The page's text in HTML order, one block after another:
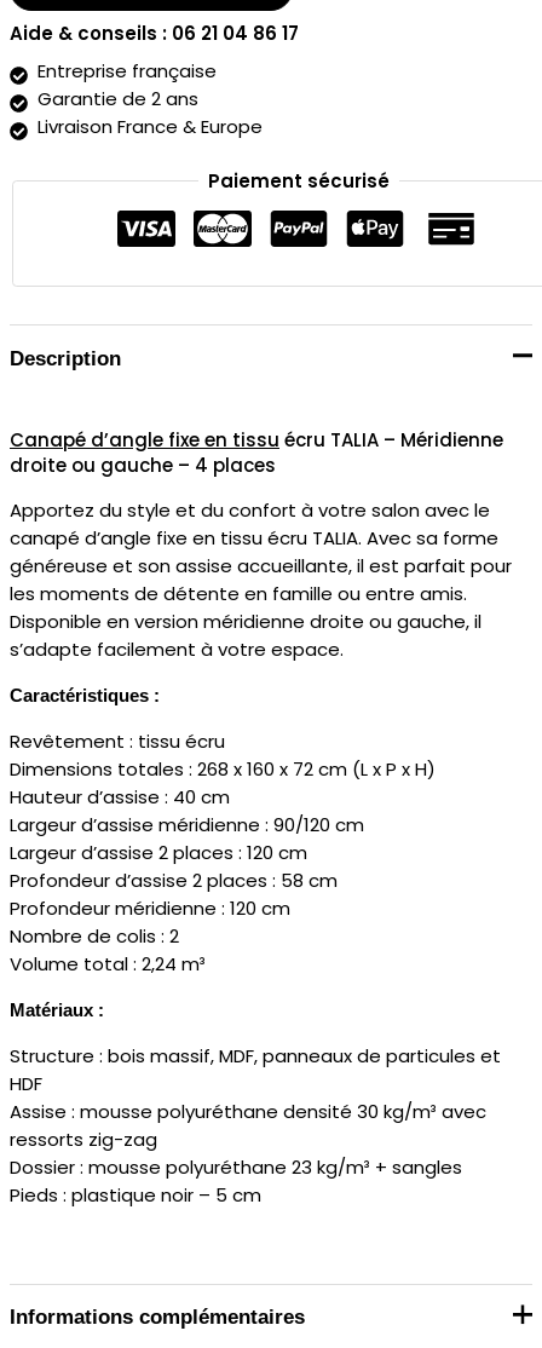
Aide & conseils : 06 21 04 86 17
Entreprise française
Garantie de 2 ans
Livraison France & Europe
Paiement sécurisé
Description
Canapé d’angle fixe en tissu écru TALIA – Méridienne
droite ou gauche – 4 places
Apportez du style et du confort à votre salon avec le
canapé d’angle fixe en tissu écru TALIA. Avec sa forme
généreuse et son assise accueillante, il est parfait pour
les moments de détente en famille ou entre amis.
Disponible en version méridienne droite ou gauche, il
s’adapte facilement à votre espace.
Caractéristiques :
Revêtement : tissu écru
Dimensions totales : 268 x 160 x 72 cm (L x P x H)
Hauteur d’assise : 40 cm
Largeur d’assise méridienne : 90/120 cm
Largeur d’assise 2 places : 120 cm
Profondeur d’assise 2 places : 58 cm
Profondeur méridienne : 120 cm
Nombre de colis : 2
Volume total : 2,24 m³
Matériaux :
Structure : bois massif, MDF, panneaux de particules et
HDF
Assise : mousse polyuréthane densité 30 kg/m³ avec
ressorts zig-zag
Dossier : mousse polyuréthane 23 kg/m³ + sangles
Pieds : plastique noir – 5 cm
Informations complémentaires